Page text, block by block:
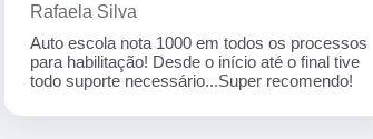
Rafaela Silva
Auto escola nota 1000 em todos os processos
para habilitação! Desde o início até o final tive
todo suporte necessário...Super recomendo!